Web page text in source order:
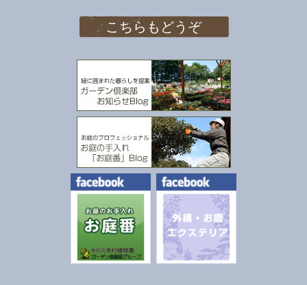
こちらもどうぞ